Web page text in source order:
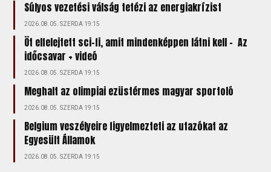
Súlyos vezetési válság tetézi az energiakrízist
2026.08.05. SZERDA 19:15
Öt elfelejtett sci-fi, amit mindenképpen látni kell – Az
időcsavar + videó
2026.08.05. SZERDA 19:15
Meghalt az olimpiai ezüstérmes magyar sportoló
2026.08.05. SZERDA 19:15
Belgium veszélyeire figyelmezteti az utazókat az
Egyesült Államok
2026.08.05. SZERDA 19:15